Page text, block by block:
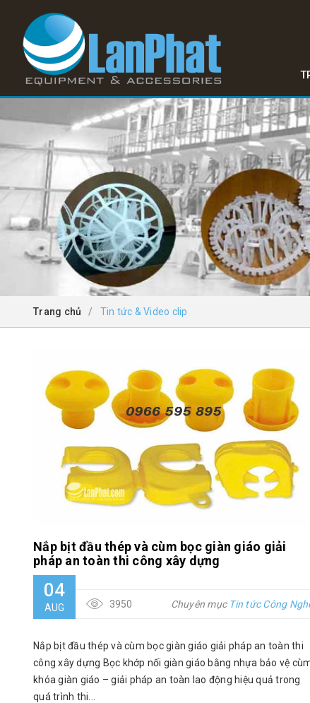
Trang chủ / Tin tức & Video clip
Nắp bịt đầu thép và cùm bọc giàn giáo giải
pháp an toàn thi công xây dựng
04
AUG 3950 Chuyên mục Tin tức Công
Nắp bịt đầu thép và cùm bọc giàn giáo giải pháp an toàn thi
công xây dựng Bọc khớp nối giàn giáo bằng nhựa bảo vệ
khóa giàn giáo – giải pháp an toàn lao động hiệu quả trong
quá trình thi...